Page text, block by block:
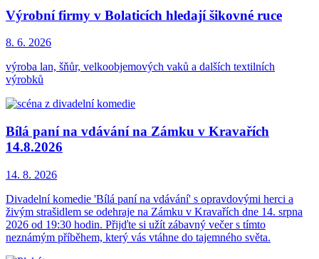
Výrobní firmy v Bolaticích hledají šikovné ruce
8. 6. 2026
výroba lan, šňůr, velkoobjemových vaků a dalších textilních
výrobků
Bílá paní na vdávání na Zámku v Kravařích
14.8.2026
14. 8. 2026
Divadelní komedie 'Bílá paní na vdávání' s opravdovými herci a
živým strašidlem se odehraje na Zámku v Kravařích dne 14. srpna
2026 od 19:30 hodin. Přijďte si užít zábavný večer s tímto
neznámým příběhem, který vás vtáhne do tajemného světa.